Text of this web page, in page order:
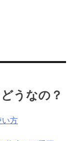
うなの？
い方